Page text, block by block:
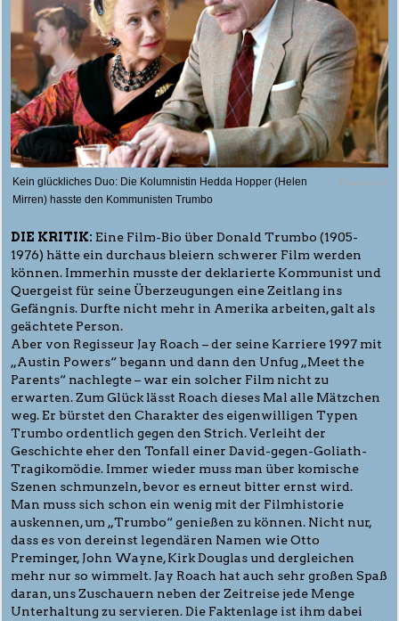
Kein glückliches Duo: Die Kolumnistin Hedda Hopper (Helen
Mirren) hasste den Kommunisten Trumbo
© Paramount
DIE KRITIK: Eine Film-Bio über Donald Trumbo (1905-
1976) hätte ein durchaus bleiern schwerer Film werden
können. Immerhin musste der deklarierte Kommunist und
Quergeist für seine Überzeugungen eine Zeitlang ins
Gefängnis. Durfte nicht mehr in Amerika arbeiten, galt als
geächtete Person.
Aber von Regisseur Jay Roach – der seine Karriere 1997 mit
„Austin Powers“ begann und dann den Unfug „Meet the
Parents“ nachlegte – war ein solcher Film nicht zu
erwarten. Zum Glück lässt Roach dieses Mal alle Mätzchen
weg. Er bürstet den Charakter des eigenwilligen Typen
Trumbo ordentlich gegen den Strich. Verleiht der
Geschichte eher den Tonfall einer David-gegen-Goliath-
Tragikomödie. Immer wieder muss man über komische
Szenen schmunzeln, bevor es erneut bitter ernst wird.
Man muss sich schon ein wenig mit der Filmhistorie
auskennen, um „Trumbo“ genießen zu können. Nicht nur,
dass es von dereinst legendären Namen wie Otto
Preminger, John Wayne, Kirk Douglas und dergleichen
mehr nur so wimmelt. Jay Roach hat auch sehr großen Spaß
daran, uns Zuschauern neben der Zeitreise jede Menge
Unterhaltung zu servieren. Die Faktenlage ist ihm dabei